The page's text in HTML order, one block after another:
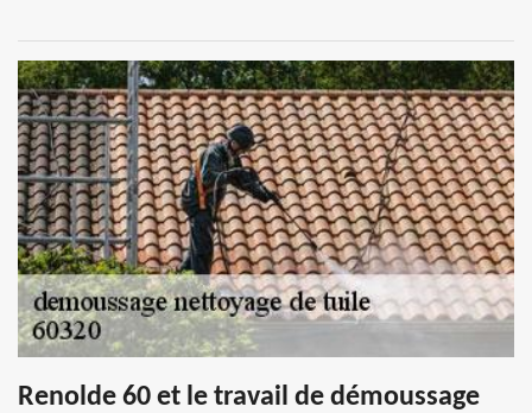
Renolde 60 et le travail de démoussage